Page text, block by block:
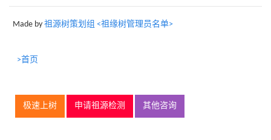
Made by 祖源树策划组 <祖缘树管理员名单>
>首页
极速上树 申请祖源检测 其他咨询